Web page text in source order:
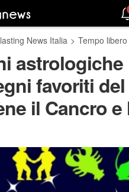
News Italia > Tempo libero
astrologiche
favoriti del
il Cancro e